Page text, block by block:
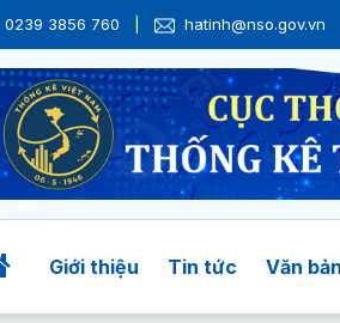
0239 3856 760 hatinh@nso.gov.vn
Giới thiệu Tin tức Văn bản